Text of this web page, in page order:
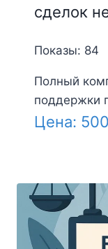
сделок
Показы: 84
Полный
поддержки
Цена: